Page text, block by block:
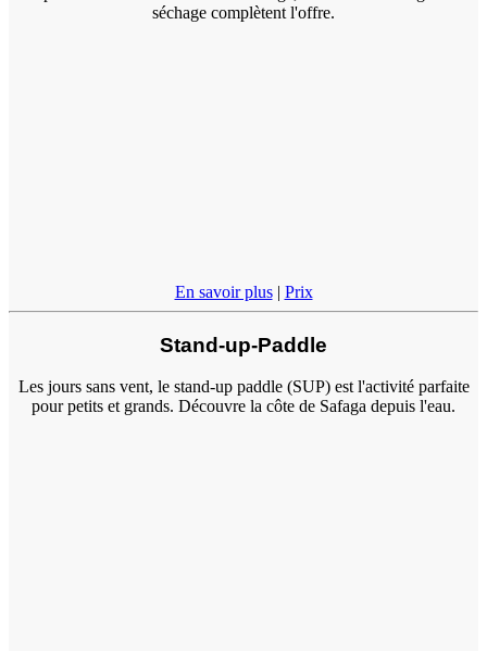
séchage complètent l'offre.
En savoir plus| Prix
Stand-up-Paddle
Les jours sans vent, le stand-up paddle (SUP) est l'activité parfaite
pour petits et grands. Découvre la côte de Safaga depuis l'eau.